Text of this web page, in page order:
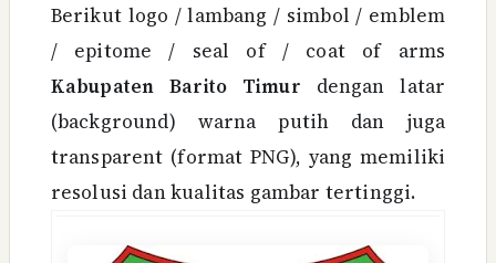
Berikut logo / lambang / simbol / emblem
/ epitome / seal of / coat of arms
Kabupaten Barito Timur dengan latar
(background) warna putih dan juga
transparent (format PNG), yang memiliki
resolusi dan kualitas gambar tertinggi.